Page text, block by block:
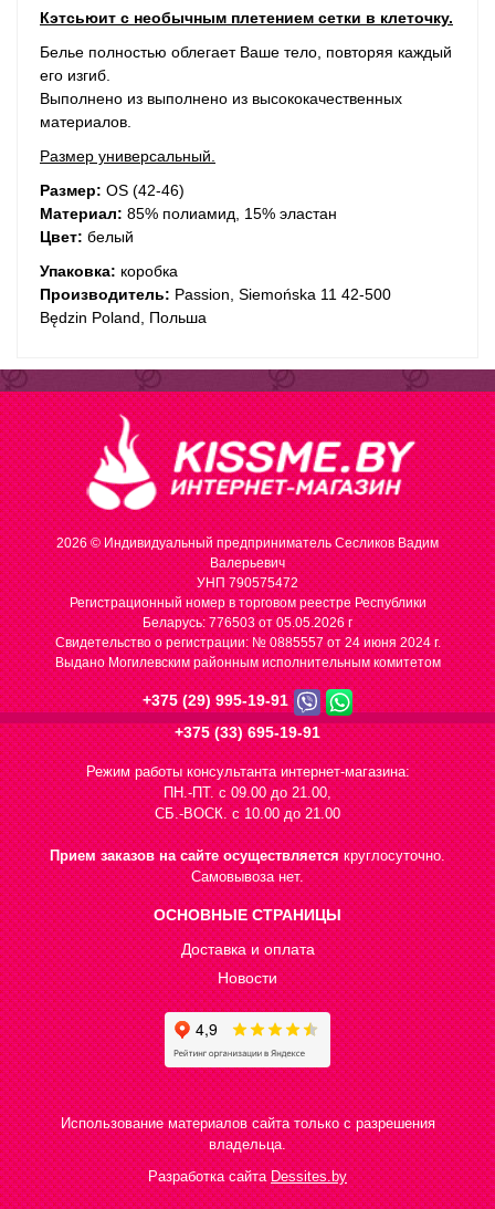
Кэтсьюит с необычным плетением сетки в клеточку.
Белье полностью облегает Ваше тело, повторяя каждый
его изгиб.
Выполнено из выполнено из высококачественных
материалов.
Размер универсальный.
Размер: OS (42-46)
Материал: 85% полиамид, 15% эластан
Цвет: белый
Упаковка: коробка
Производитель: Passion, Siemońska 11 42-500
Będzin Poland, Польша
2026 © Индивидуальный предприниматель Сесликов Вадим
Валерьевич
УНП 790575472
Регистрационный номер в торговом реестре Республики
Беларусь: 776503 от 05.05.2026 г
Cвидетельство о регистрации: № 0885557 от 24 июня 2024 г.
Выдано Могилевским районным исполнительным комитетом
+375 (29) 995-19-91
+375 (33) 695-19-91
Режим работы консультанта интернет-магазина:
ПН.-ПТ. с 09.00 до 21.00,
СБ.-ВОСК. с 10.00 до 21.00
Прием заказов на сайте осуществляетсякруглосуточно.
Самовывоза нет.
ОСНОВНЫЕ СТРАНИЦЫ
Доставка и оплата
Новости
Использование материалов сайта только с разрешения
владельца.
Разработка сайтаDessites.by